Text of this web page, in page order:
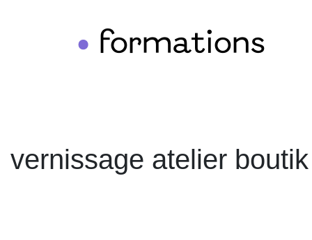
• formations
vernissage atelier boutik